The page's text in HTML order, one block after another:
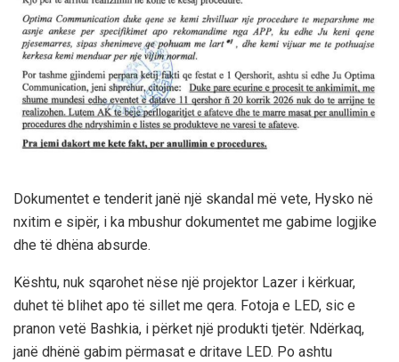
Dokumentet e tenderit janë një skandal më vete, Hysko në
nxitim e sipër, i ka mbushur dokumentet me gabime logjike
dhe të dhëna absurde.
Kështu, nuk sqarohet nëse një projektor Lazer i kërkuar,
duhet të blihet apo të sillet me qera. Fotoja e LED, sic e
pranon vetë Bashkia, i përket një produkti tjetër. Ndërkaq,
janë dhënë gabim përmasat e dritave LED. Po ashtu